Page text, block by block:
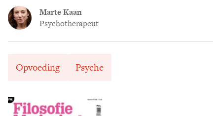
Marte Kaan
Psychotherapeut
Opvoeding Psyche